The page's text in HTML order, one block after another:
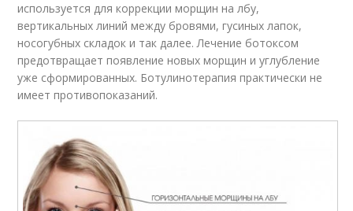
используется для коррекции морщин на лбу,
вертикальных линий между бровями, гусиных лапок,
носогубных складок и так далее. Лечение ботоксом
предотвращает появление новых морщин и углубление
уже сформированных. Ботулинотерапия практически не
имеет противопоказаний.